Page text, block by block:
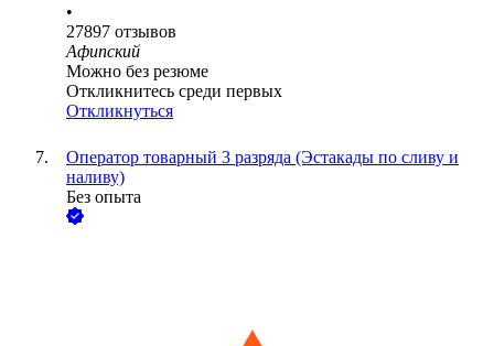
•
27897 отзывов
Афипский
Можно без резюме
Откликнитесь среди первых
Откликнуться
Оператор товарный 3 разряда (Эстакады по сливу и
наливу)
Без опыта